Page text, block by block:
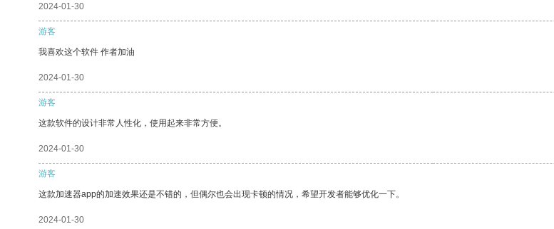
2024-01-30
游客
我喜欢这个软件 作者加油
2024-01-30
游客
这款软件的设计非常人性化，使用起来非常方便。
2024-01-30
游客
这款加速器app的加速效果还是不错的，但偶尔也会出现卡顿的情况，希望开发者能够优化一下。
2024-01-30